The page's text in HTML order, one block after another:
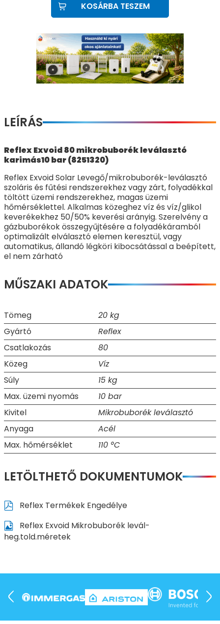
KOSÁRBA TESZEM
LEÍRÁS
Reflex Exvoid 80 mikrobuborék leválasztó
karimás10 bar (8251320)
Reflex Exvoid Solar Levegő/mikrobuborék-leválasztó
szoláris és fűtési rendszerekhez vagy zárt, folyadékkal
töltött üzemi rendszerekhez, magas üzemi
hőmérséklettel. Alkalmas közeghez víz és víz/glikol
keverékekhez 50/50% keverési arányig. Szerelvény a
gázbuborékok összegyűjtésére a folyadékáramból
optimalizált elválasztó elemen keresztül, vagy
automatikus, állandó légköri kibocsátással a beépített,
el nem zárható
MŰSZAKI ADATOK
Tömeg
20 kg
Gyártó
Reflex
Csatlakozás
80
Közeg
Víz
Súly
15 kg
Max. üzemi nyomás
10 bar
Kivitel
Mikrobuborék leválasztó
Anyaga
Acél
Max. hőmérséklet
110 °C
LETÖLTHETŐ DOKUMENTUMOK
Reflex Termékek Engedélye
Reflex Exvoid Mikrobuborék levál-
heg.told.méretek